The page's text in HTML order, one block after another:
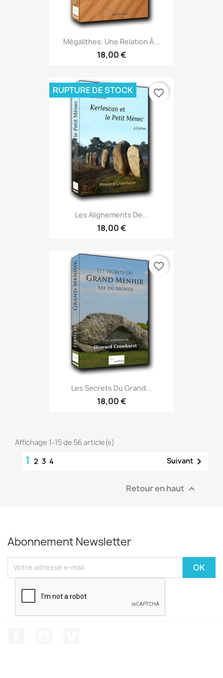
Mégalithes: Une Relation À...
18,00 €
Les Alignements De...
18,00 €
RUPTURE DE STOCK favorite_border
Les Secrets Du Grand...
18,00 €
favorite_border
Affichage 1-15 de 56 article(s)
1 2 3 4 Suivant 
Retour en haut 
Abonnement Newsletter